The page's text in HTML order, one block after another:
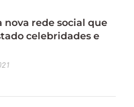
nova rede social que
celebridades e